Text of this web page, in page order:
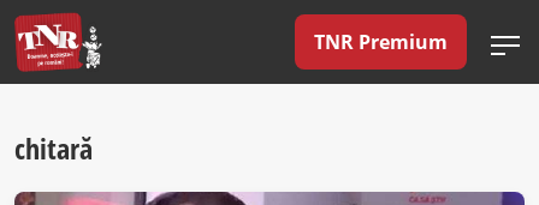
TNR Premium
chitară